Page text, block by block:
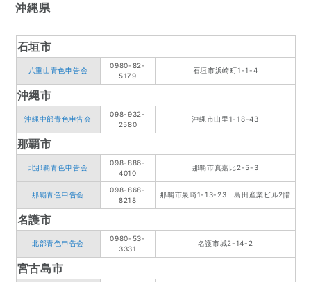
沖縄県
石垣市
八重山青色申告会
0980-82-
5179
石垣市浜崎町1-1-4
沖縄市
沖縄中部青色申告会
098-932-
2580
沖縄市山里1-18-43
那覇市
北那覇青色申告会
098-886-
4010
那覇市真嘉比2-5-3
那覇青色申告会
098-868-
8218
那覇市泉崎1-13-23 島田産業ビル2階
名護市
北部青色申告会
0980-53-
3331
名護市城2-14-2
宮古島市